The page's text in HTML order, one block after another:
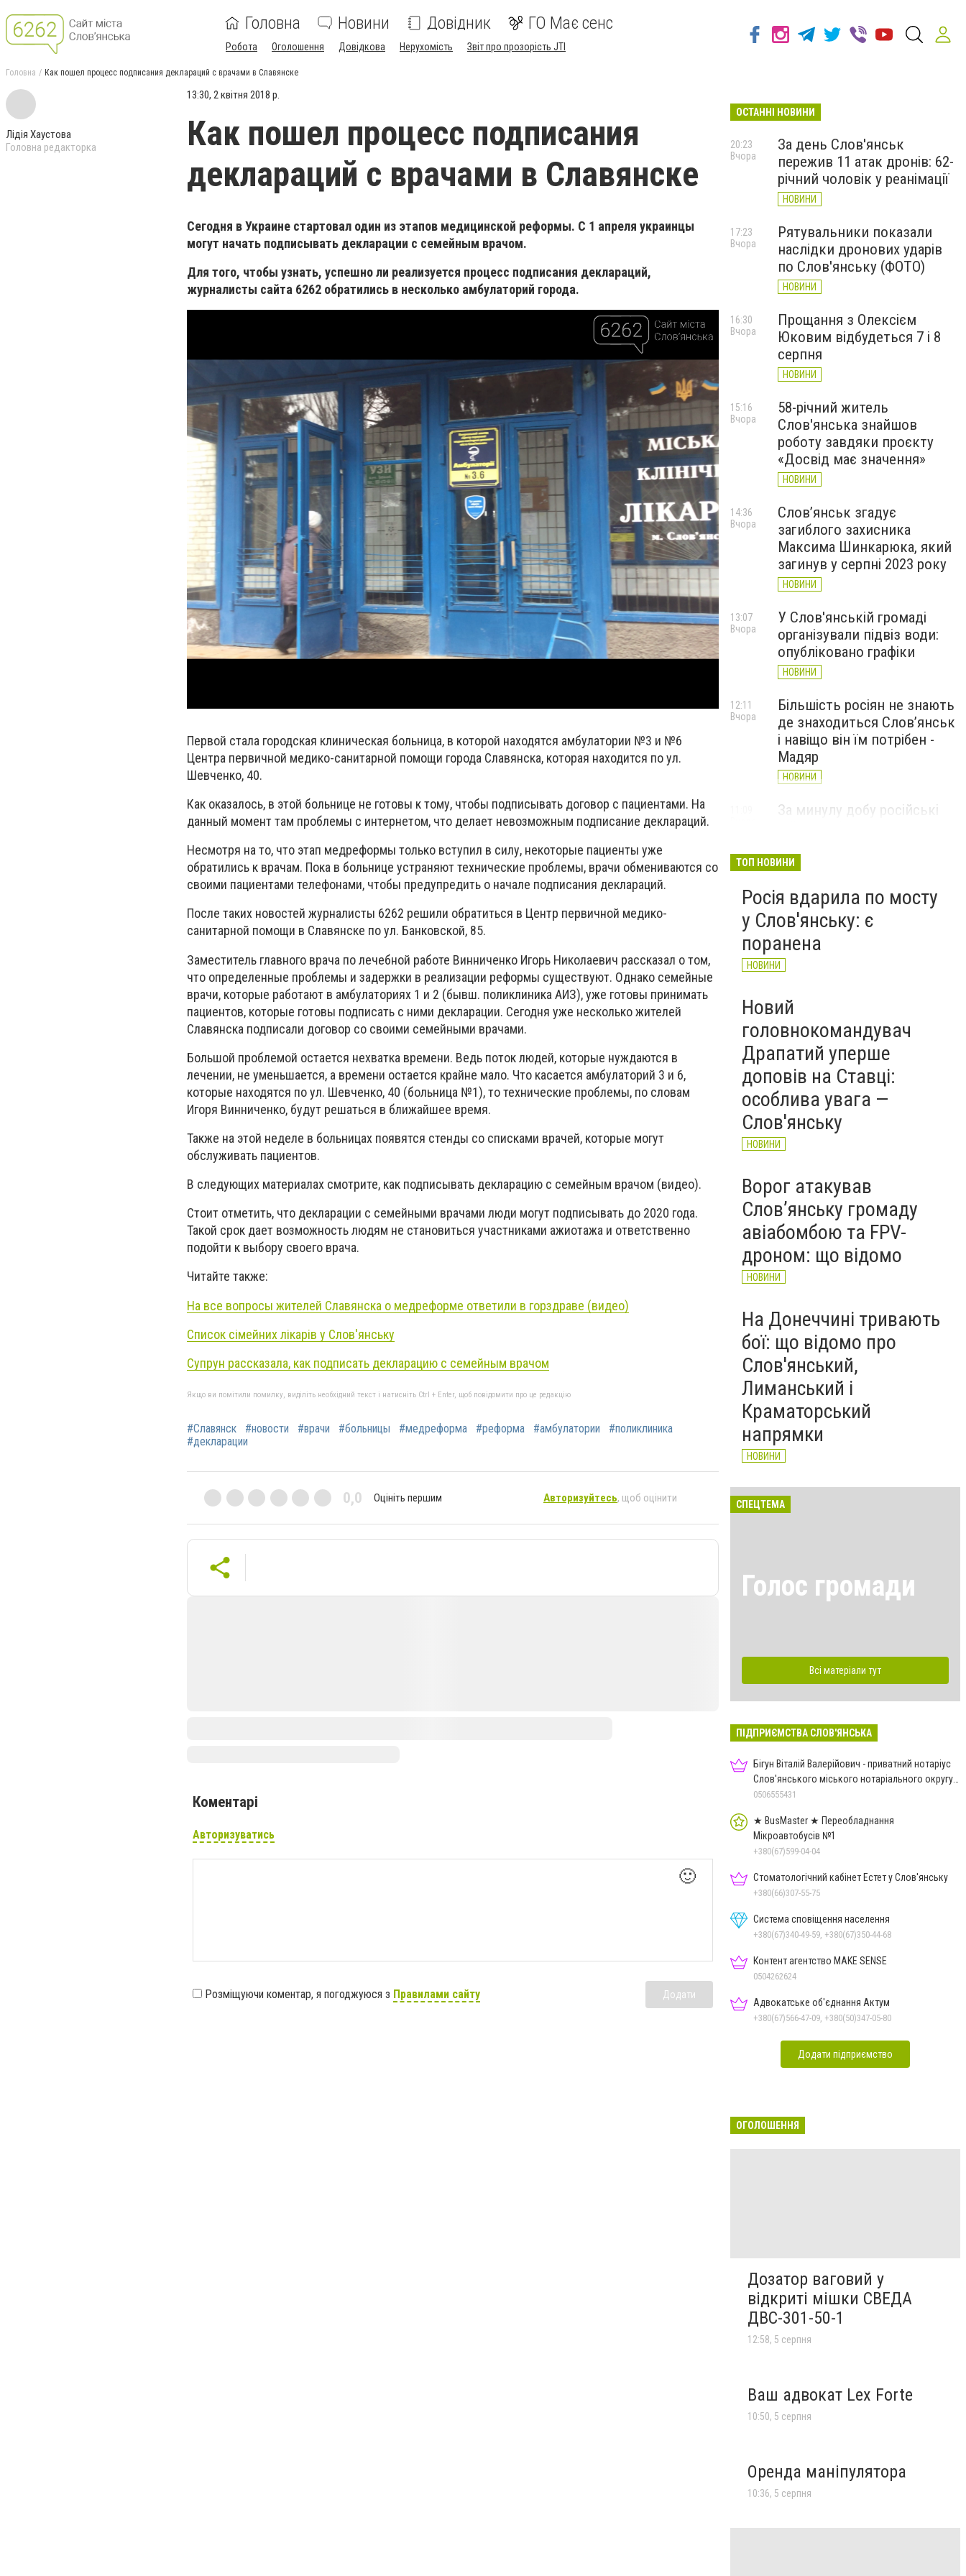
Головна Новини Довідник ГО Має сенс
Робота Оголошення Довідкова Нерухомість Звіт про прозорість JTI
Головна Как пошел процесс подписания деклараций с врачами в Славянске
Лідія Хаустова
Головна редакторка
13:30, 2 квітня 2018 р.
Как пошел процесс подписания
деклараций с врачами в Славянске
Сегодня в Украине стартовал один из этапов медицинской реформы. С 1 апреля украинцы
могут начать подписывать декларации с семейным врачом.
Для того, чтобы узнать, успешно ли реализуется процесс подписания деклараций,
журналисты сайта 6262 обратились в несколько амбулаторий города.
Первой стала городская клиническая больница, в которой находятся амбулатории №3 и №6
Центра первичной медико-санитарной помощи города Славянска, которая находится по ул.
Шевченко, 40.
Как оказалось, в этой больнице не готовы к тому, чтобы подписывать договор с пациентами. На
данный момент там проблемы с интернетом, что делает невозможным подписание деклараций.
Несмотря на то, что этап медреформы только вступил в силу, некоторые пациенты уже
обратились к врачам. Пока в больнице устраняют технические проблемы, врачи обмениваются со
своими пациентами телефонами, чтобы предупредить о начале подписания деклараций.
После таких новостей журналисты 6262 решили обратиться в Центр первичной медико-
санитарной помощи в Славянске по ул. Банковской, 85.
Заместитель главного врача по лечебной работе Винниченко Игорь Николаевич рассказал о том,
что определенные проблемы и задержки в реализации реформы существуют. Однако семейные
врачи, которые работают в амбулаториях 1 и 2 (бывш. поликлиника АИЗ), уже готовы принимать
пациентов, которые готовы подписать с ними декларации. Сегодня уже несколько жителей
Славянска подписали договор со своими семейными врачами.
Большой проблемой остается нехватка времени. Ведь поток людей, которые нуждаются в
лечении, не уменьшается, а времени остается крайне мало. Что касается амбулаторий 3 и 6,
которые находятся по ул. Шевченко, 40 (больница №1), то технические проблемы, по словам
Игоря Винниченко, будут решаться в ближайшее время.
Также на этой неделе в больницах появятся стенды со списками врачей, которые могут
обслуживать пациентов.
В следующих материалах смотрите, как подписывать декларацию с семейным врачом (видео).
Стоит отметить, что декларации с семейными врачами люди могут подписывать до 2020 года.
Такой срок дает возможность людям не становиться участниками ажиотажа и ответственно
подойти к выбору своего врача.
Читайте также:
На все вопросы жителей Славянска о медреформе ответили в горздраве (видео)
Список сімейних лікарів у Слов'янську
Супрун рассказала, как подписать декларацию с семейным врачом
Якщо ви помітили помилку, виділіть необхідний текст і натисніть Ctrl + Enter, щоб повідомити про це редакцію
#Славянск #новости #врачи #больницы #медреформа #реформа #амбулатории
#поликлиника
#декларации
0,0 Оцініть першим Авторизуйтесь, щоб оцінити
Коментарі
Авторизуватись
🙂
Розміщуючи коментар, я погоджуюся з Правилами сайту Додати
ОСТАННІ НОВИНИ
За день Слов'янськ
пережив 11 атак дронів: 62-
річний чоловік у реанімації
НОВИНИ
20:23
Вчора
Рятувальники показали
наслідки дронових ударів
по Слов'янську (ФОТО)
НОВИНИ
17:23
Вчора
Прощання з Олексієм
Юковим відбудеться 7 і 8
серпня
НОВИНИ
16:30
Вчора
58-річний житель
Слов'янська знайшов
роботу завдяки проєкту
«Досвід має значення»
НОВИНИ
15:16
Вчора
Слов’янськ згадує
загиблого захисника
Максима Шинкарюка, який
загинув у серпні 2023 року
НОВИНИ
14:36
Вчора
У Слов'янській громаді
організували підвіз води:
опубліковано графіки
НОВИНИ
13:07
Вчора
Більшість росіян не знають
де знаходиться Слов’янськ
і навіщо він їм потрібен -
Мадяр
НОВИНИ
12:11
Вчора
За минулу добу російські
великої війни: 6 серпня
ТОП НОВИНИ
Росія вдарила по мосту
у Слов'янську: є
поранена
НОВИНИ
Новий
головнокомандувач
Драпатий уперше
доповів на Ставці:
особлива увага —
Слов'янську
НОВИНИ
Ворог атакував
Слов’янську громаду
авіабомбою та FPV-
дроном: що відомо
НОВИНИ
На Донеччині тривають
бої: що відомо про
Слов'янський,
Лиманський і
Краматорський
напрямки
НОВИНИ
СПЕЦТЕМА
Голос громади
Всі матеріали тут
ПІДПРИЄМСТВА СЛОВ'ЯНСЬКА
Бігун Віталій Валерійович - приватний нотаріус
Слов'янського міського нотаріального округу
Дон.обл.
0506555431
★ BusMaster ★ Переобладнання
Мікроавтобусів №1
+380(67)599-04-04
Стоматологічний кабінет Естет у Слов'янську
+380(66)307-55-75
Система сповіщення населення
+380(67)340-49-59, +380(67)350-44-68
Контент агентство MAKE SENSE
0504262624
Адвокатське об'єднання Актум
+380(67)566-47-09, +380(50)347-05-80
Додати підприємство
ОГОЛОШЕННЯ
Дозатор ваговий у
відкриті мішки СВЕДА
ДВС-301-50-1
12:58, 5 серпня
Ваш адвокат Lex Forte
10:50, 5 серпня
Оренда маніпулятора
10:36, 5 серпня